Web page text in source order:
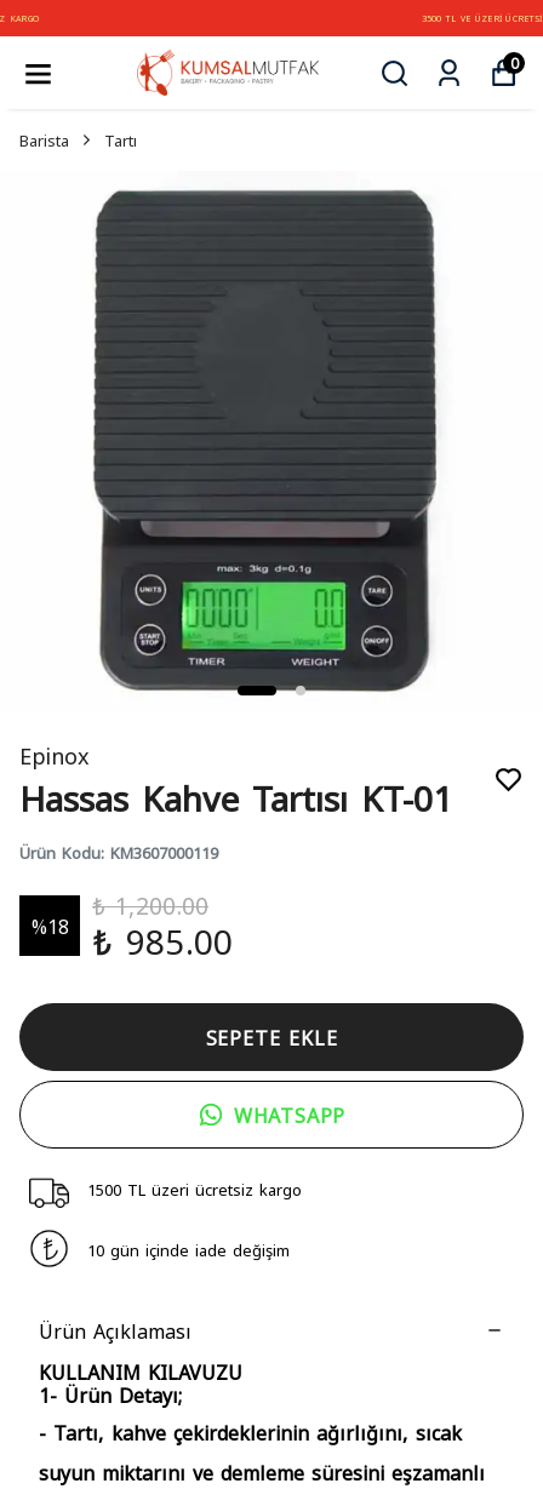
0
Barista Tartı
Epinox
Hassas Kahve Tartısı KT-01
Ürün Kodu: KM3607000119
%18
₺ 1,200.00
₺ 985.00
SEPETE EKLE
WHATSAPP
1500 TL üzeri ücretsiz kargo
10 gün içinde iade değişim
Ürün Açıklaması
KULLANIM KILAVUZU
1- Ürün Detayı;
- Tartı, kahve çekirdeklerinin ağırlığını, sıcak
suyun miktarını ve demleme süresini eşzamanlı